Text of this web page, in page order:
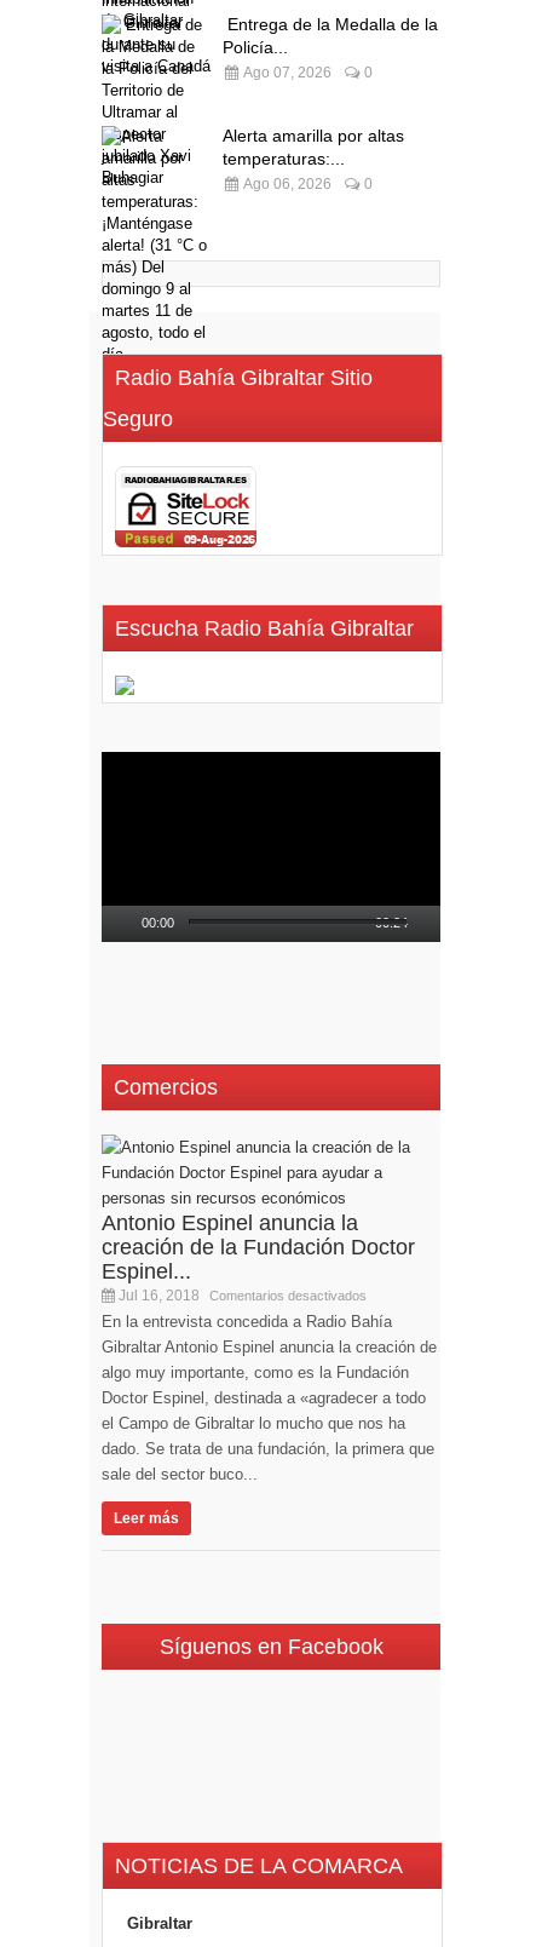
Entrega de la Medalla de la
Policía...
Ago 07, 2026 0
Alerta amarilla por altas
temperaturas:...
Ago 06, 2026 0
Radio Bahía Gibraltar Sitio
Seguro
Escucha Radio Bahía Gibraltar
00:00 00:24
Comercios
Antonio Espinel anuncia la
creación de la Fundación Doctor
Espinel...
Jul 16, 2018 Comentarios desactivados
En la entrevista concedida a Radio Bahía
Gibraltar Antonio Espinel anuncia la creación de
algo muy importante, como es la Fundación
Doctor Espinel, destinada a «agradecer a todo
el Campo de Gibraltar lo mucho que nos ha
dado. Se trata de una fundación, la primera que
sale del sector buco...
Leer más
Síguenos en Facebook
NOTICIAS DE LA COMARCA
Gibraltar